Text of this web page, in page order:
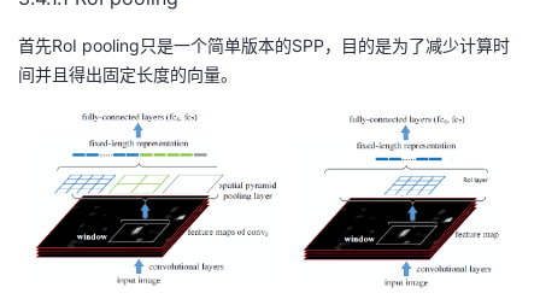
首先RoI pooling只是一个简单版本的SPP，目的是为了减少计算时
间并且得出固定长度的向量。